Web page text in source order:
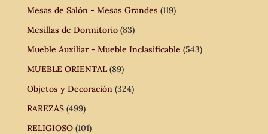
Mesas de Salón - Mesas Grandes (119)
Mesillas de Dormitorio (83)
Mueble Auxiliar - Mueble Inclasificable (543)
MUEBLE ORIENTAL (89)
Objetos y Decoración (324)
RAREZAS (499)
RELIGIOSO (101)